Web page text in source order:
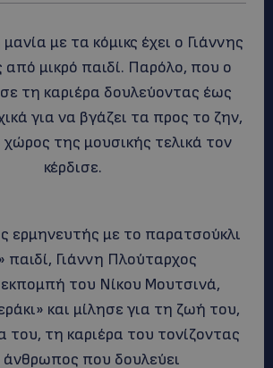
μανία με τα κόμικς έχει ο Γιάννης
μικρό παιδί. Παρόλο, που ο
τη καριέρα δουλεύοντας έως
για να βγάζει τα προς το ζην,
χώρος της μουσικής τελικά τον
κέρδισε.
ερμηνευτής με το παρατσούκλι
παιδί, Γιάννη Πλούταρχος
του Νίκου Μουτσινά,
και μίλησε για τη ζωή του,
του, τη καριέρα του τονίζοντας
άνθρωπος που δουλεύει